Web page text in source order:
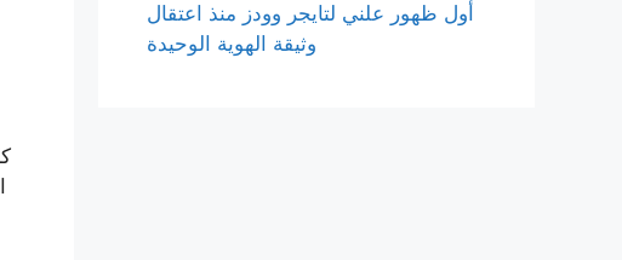
أول ظهور علني لتايجر وودز منذ اعتقال
وثيقة الهوية الوحيدة